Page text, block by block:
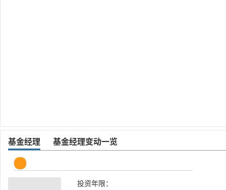
基金经理 基金经理变动一览
投资年限：